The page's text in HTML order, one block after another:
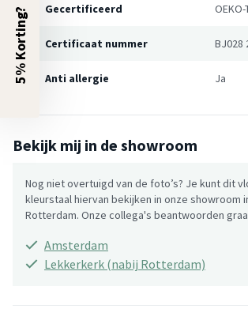
Gecertificeerd OEKO-
Certificaat nummer BJ028
Anti allergie Ja
Bekijk mij in de showroom
Nog niet overtuigd van de foto’s? Je kunt dit
kleurstaal hiervan bekijken in onze showroom
Rotterdam. Onze collega's beantwoorden
Amsterdam
Lekkerkerk (nabij Rotterdam)
5% Korting?